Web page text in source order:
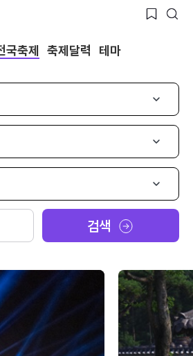
국축제 축제달력 테마
검색